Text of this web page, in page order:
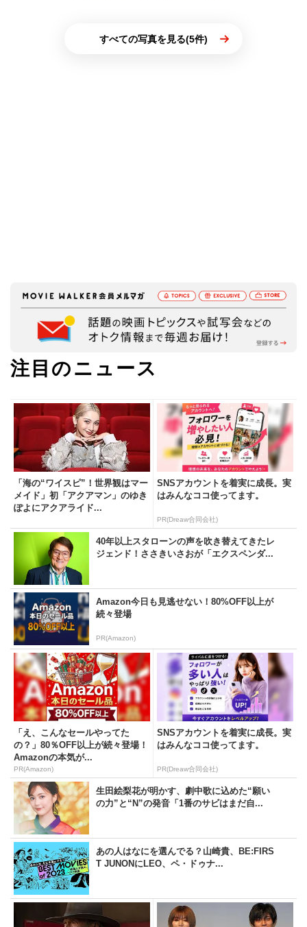
すべての写真を見る(5件)
注目のニュース
「海の“ワイスピ”！世界観はマー
メイド」初「アクアマン」のゆき
ぽよにアクアライド...
SNSアカウントを着実に成長。実
はみんなココ使ってます。
PR(Dreaw合同会社)
40年以上スタローンの声を吹き替えてきたレ
ジェンド！ささきいさおが「エクスペンダ...
Amazon今日も見逃せない！80%OFF以上が
続々登場
PR(Amazon)
「え、こんなセールやってた
の？」80％OFF以上が続々登場！
Amazonの本気が...
PR(Amazon)
SNSアカウントを着実に成長。実
はみんなココ使ってます。
PR(Dreaw合同会社)
生田絵梨花が明かす、劇中歌に込めた“願い
の力”と“N”の発音「1番のサビはまだ自...
あの人はなにを選んでる？山崎貴、BE:FIRS
T JUNONにLEO、ペ・ドゥナ...